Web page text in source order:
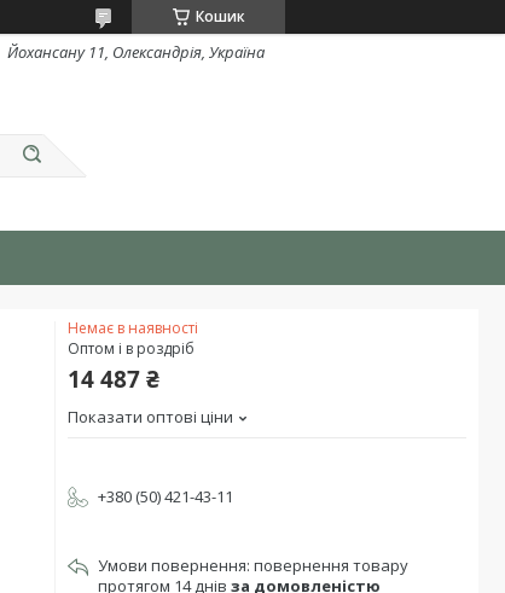
Кошик
Йохансану 11, Олександрія, Україна
Немає в наявності
Оптом і в роздріб
14 487 ₴
Показати оптові ціни
+380 (50) 421-43-11
повернення товару
протягом 14 днів за домовленістю